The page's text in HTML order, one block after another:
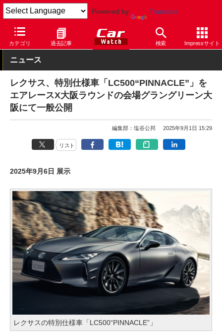
Powered by Translate
カテゴリ 過去記事 検索 Impressサイト
Car Watch 自動車 レクサス
ニュース
レクサス、特別仕様車「LC500“PINNACLE”」を
エアレースX大阪ラウンドの会場グラングリーン大
阪にて一般公開
編集部：塩谷公邦 2025年9月1日 15:29
リスト
2025年9月6日 展示
レクサスの特別仕様車「LC500“PINNACLE”」